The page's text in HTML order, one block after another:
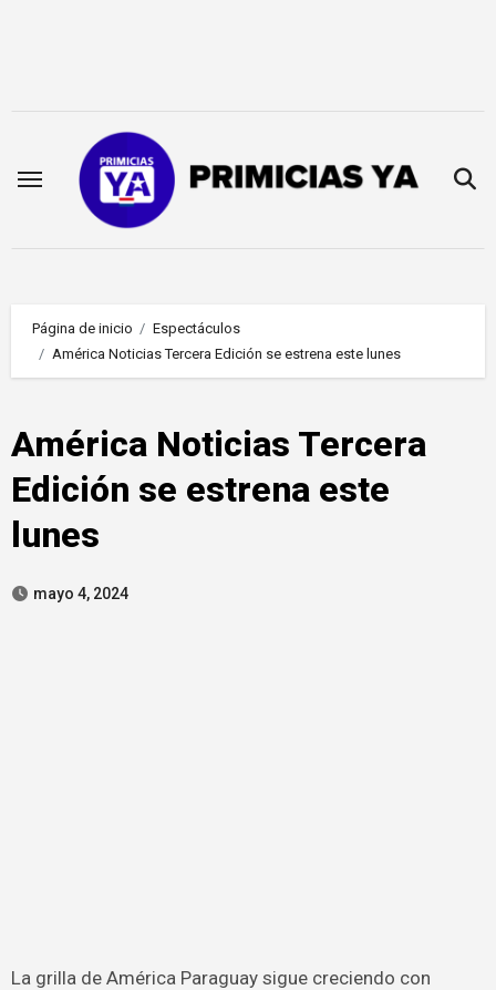
Página de inicio
Espectáculos
América Noticias Tercera Edición se estrena este lunes
América Noticias Tercera
Edición se estrena este
lunes
mayo 4, 2024
La grilla de América Paraguay sigue creciendo con